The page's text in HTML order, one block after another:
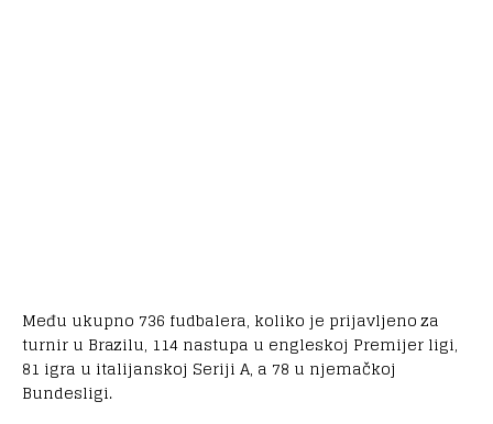
Među ukupno 736 fudbalera, koliko je prijavljeno za
turnir u Brazilu, 114 nastupa u engleskoj Premijer ligi,
81 igra u italijanskoj Seriji A, a 78 u njemačkoj
Bundesligi.